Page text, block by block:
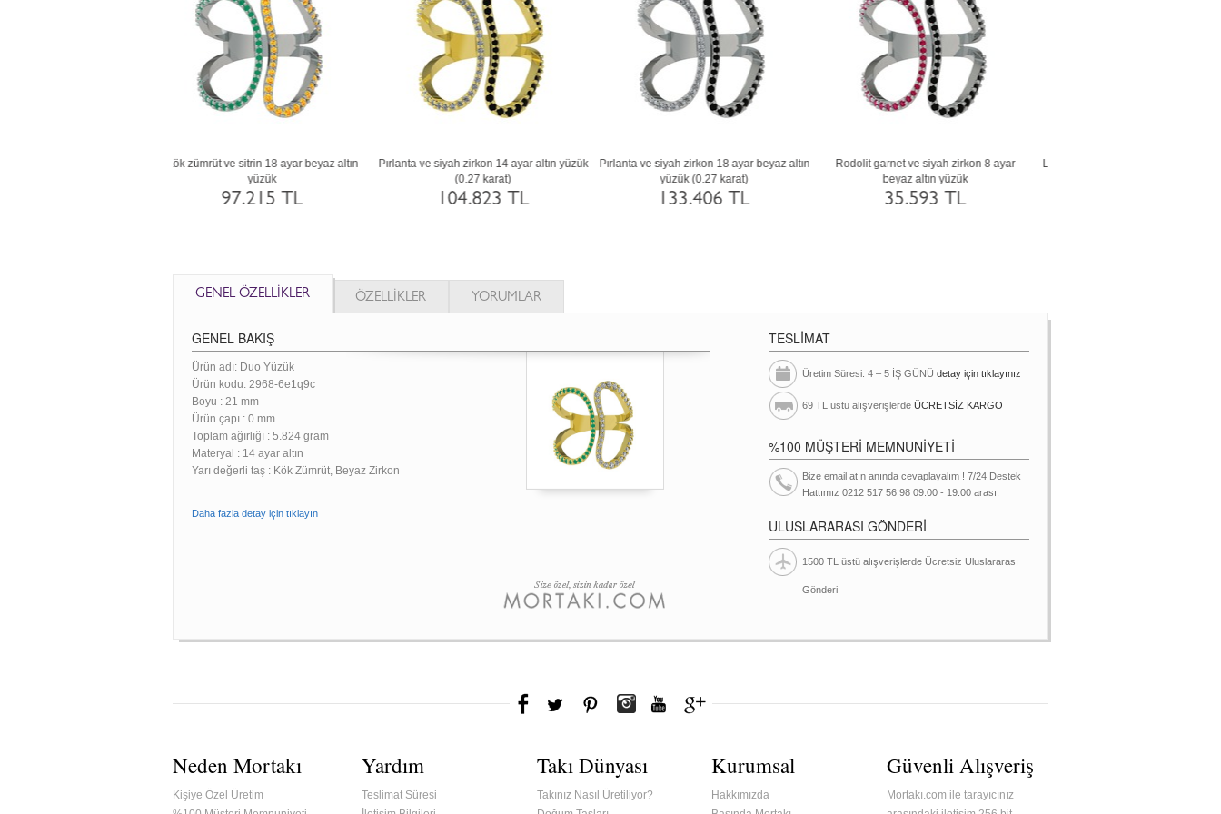
Lab safir ve siyah zirkon 8 ayar altın yüzük
35.602 TL
Beyaz zirkon ve dumanlı kuvars 14 ayar
beyaz altın yüzük
68.616 TL
Dumanlı kuvars ve rodolit garnet 8 ayar
beyaz altın yüzük
35.605 TL
Peridot ve pırlanta 18 ayar altın yüzük
(0.36 karat)
145.511 TL
GENEL ÖZELLİKLER ÖZELLİKLER YORUMLAR
GENEL BAKIŞ
Ürün adı: Duo Yüzük
Ürün kodu: 2968-6e1q9c
Boyu : 21 mm
Ürün çapı : 0 mm
Toplam ağırlığı : 5.824 gram
Materyal : 14 ayar altın
Yarı değerli taş : Kök Zümrüt, Beyaz Zirkon
Daha fazla detay için tıklayın
TESLİMAT
Üretim Süresi: 4 – 5 İŞ GÜNÜ detay için tıklayınız
69 TL üstü alışverişlerde ÜCRETSİZ KARGO
%100 MÜŞTERİ MEMNUNİYETİ
Bize email atın anında cevaplayalım ! 7/24 Destek
Hattımız 0212 517 56 98 09:00 - 19:00 arası.
ULUSLARARASI GÖNDERİ
1500 TL üstü alışverişlerde Ücretsiz Uluslararası
Gönderi
Neden Mortakı
Kişiye Özel Üretim
Yardım
Teslimat Süresi
Takı Dünyası
Takınız Nasıl Üretiliyor?
Kurumsal
Hakkımızda
Güvenli Alışveriş
Mortakı.com ile tarayıcınız